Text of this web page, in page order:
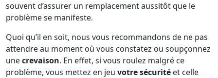
souvent d’assurer un remplacement aussitôt que le
problème se manifeste.
Quoi qu’il en soit, nous vous recommandons de ne pas
attendre au moment où vous constatez ou soupçonnez
unecrevaison. En effet, si vous roulez malgré ce
problème, vous mettez en jeu votre sécurité et celle